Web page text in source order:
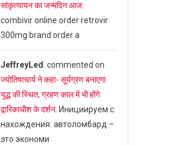
सांकृत्यायन का जन्‍मदिन आज:
combivir online order retrovir
300mg brand order a
JeffreyLed commented on
ज्योतिषाचार्य ने कहा- सूर्यग्रण बनाएगा
युद्ध की स्थित, ग्रहण काल में भी होंगे
द्वारिकाधीश के दर्शन: Инициируем с
нахождения: автоломбард –
это экономи